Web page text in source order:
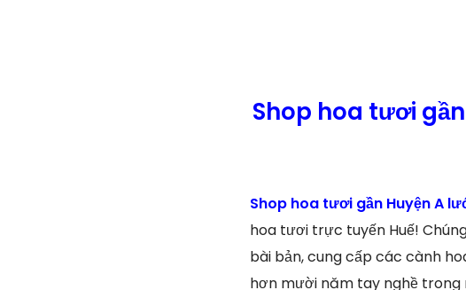
Shop hoa tươi
Shop hoa tươi gần Huyện A
hoa tươi trực tuyến Huế!
bài bản, cung cấp các cành
hơn mười năm tay nghề trong